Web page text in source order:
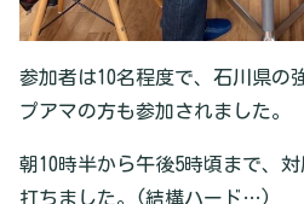
参加者は10名程度で、石川県の
プアマの方も参加されました。
朝10時半から午後5時頃まで、
打ちました。(結構ハード…)